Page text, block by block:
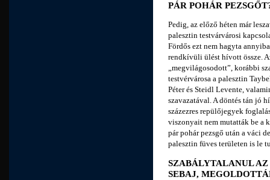
PÁR POHÁR
Pedig, az előző héten már
palesztin testvárvárosi
Fördős ezt nem hagyta
rendkívüli ülést hívott össze.
„megvilágosodott”, korábbi
testvérvárosa a palesztin
Péter és Steidl Levente,
szavazatával. A döntés tán jó
százezres repülőjegyek
viszonyait nem mutatták be a
pár pohár pezsgő után a váci
palesztin füves területen is le
SZABÁLYTALANUL
SEBAJ,